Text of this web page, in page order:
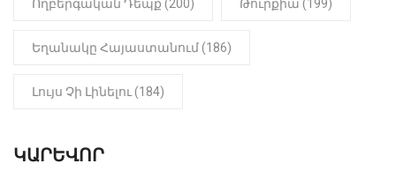
Ողբերգական Դեպք (200) Թուրքիա (199)
Եղանակը Հայաստանում (186)
Լույս Չի Լինելու (184)
ԿԱՐԵՎՈՐ